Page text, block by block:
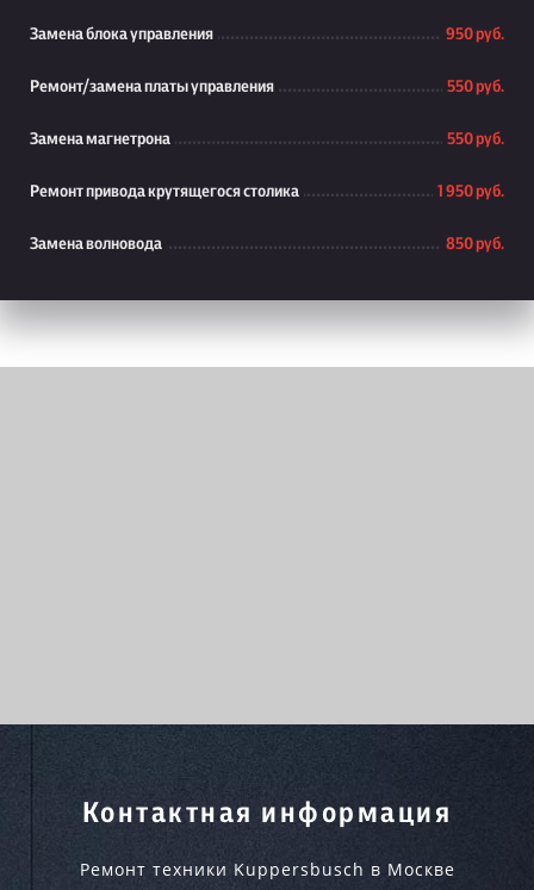
Замена блока управления 950 руб.
Ремонт/замена платы управления 550 руб.
Замена магнетрона 550 руб.
Ремонт привода крутящегося столика 1 950 руб.
Замена волновода 850 руб.
Контактная информация
Ремонт техники Kuppersbusch в Москве